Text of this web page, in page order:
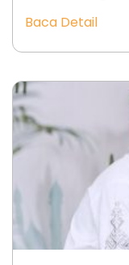
Baca Detail